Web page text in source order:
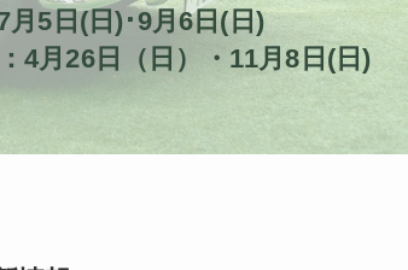
5日(日)･9月6日(日)
4月26日（日）・11月8日(日)